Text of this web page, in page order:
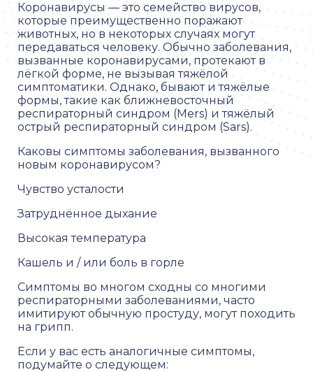
Коронавирусы — это семейство вирусов,
которые преимущественно поражают
животных, но в некоторых случаях могут
передаваться человеку. Обычно заболевания,
вызванные коронавирусами, протекают в
лёгкой форме, не вызывая тяжёлой
симптоматики. Однако, бывают и тяжёлые
формы, такие как ближневосточный
респираторный синдром (Mers) и тяжёлый
острый респираторный синдром (Sars).
Каковы симптомы заболевания, вызванного
новым коронавирусом?
Чувство усталости
Затруднённое дыхание
Высокая температура
Кашель и / или боль в горле
Симптомы во многом сходны со многими
респираторными заболеваниями, часто
имитируют обычную простуду, могут походить
на грипп.
Если у вас есть аналогичные симптомы,
подумайте о следующем: